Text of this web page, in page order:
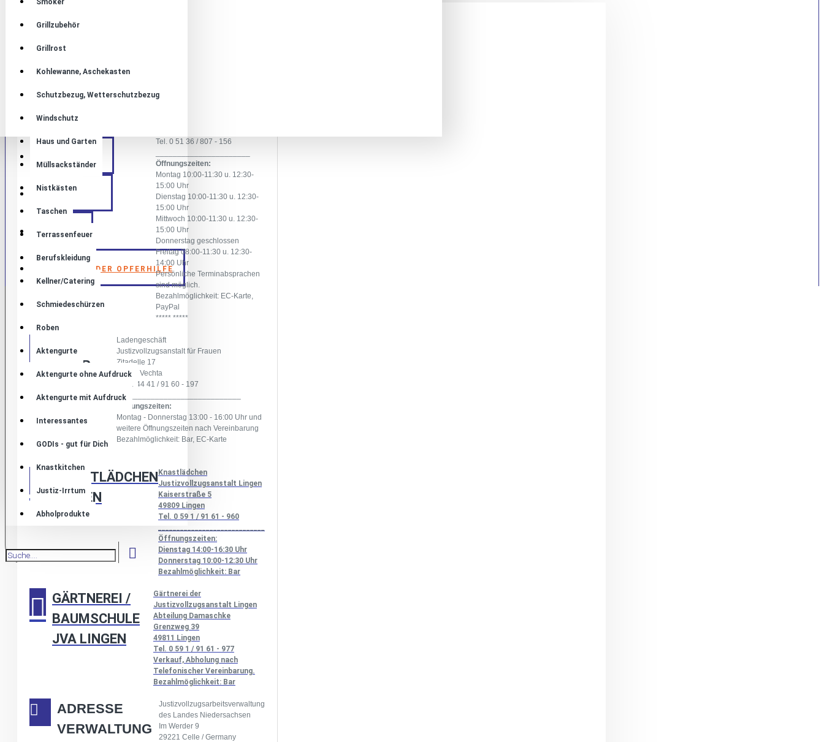
Smoker
Grillzubehör
Grillrost
Kohlewanne, Aschekasten
Schutzbezug, Wetterschutzbezug
Windschutz
Haus und Garten
Müllsackständer
Nistkästen
Taschen
Terrassenfeuer
Berufskleidung
Kellner/Catering
Schmiedeschürzen
Roben
Aktengurte
Aktengurte ohne Aufdruck
Aktengurte mit Aufdruck
Interessantes
GODIs - gut für Dich
Knastkitchen
Justiz-Irrtum
Abholprodukte
BLOG
AKTION DER OPFERHILFE
RUFEN SIE UNS
AN
JVA-SHOP
BURGDORF
Justizvollzugsanstalt
Tel. 0 51 36 / 807 - 156
Öffnungszeiten:
Montag 10:00-11:30 u. 12:30-
15:00 Uhr
Dienstag 10:00-11:30 u. 12:30-
15:00 Uhr
Mittwoch 10:00-11:30 u. 12:30-
15:00 Uhr
Donnerstag geschlossen
Freitag 08:00-11:30 u. 12:30-
14:00 Uhr
Persönliche Terminabsprachen
sind möglich.
Bezahlmöglichkeit: EC-Karte,
PayPal
***** *****
JVA-
SHOP
Ladengeschäft
Justizvollzugsanstalt für Frauen
Zitadelle 17
49377 Vechta
Tel. 0 44 41 / 91 60 - 197
_____________________________
Öffnungszeiten:
Montag - Donnerstag 13:00 - 16:00 Uhr und
weitere Öffnungszeiten nach Vereinbarung
Bezahlmöglichkeit: Bar, EC-Karte
KNASTLÄDCHEN
LINGEN
Knastlädchen
Justizvollzugsanstalt Lingen
Kaiserstraße 5
49809 Lingen
Tel. 0 59 1 / 91 61 - 960
_____________________________
Öffnungszeiten:
Dienstag 14:00-16:30 Uhr
Donnerstag 10:00-12:30 Uhr
Bezahlmöglichkeit: Bar
GÄRTNEREI /
BAUMSCHULE
JVA LINGEN
Gärtnerei der
Justizvollzugsanstalt Lingen
Abteilung Damaschke
Grenzweg 39
49811 Lingen
Tel. 0 59 1 / 91 61 - 977
Verkauf, Abholung nach
Telefonischer Vereinbarung.
Bezahlmöglichkeit: Bar
ADRESSE
VERWALTUNG
Justizvollzugsarbeitsverwaltung
des Landes Niedersachsen
Im Werder 9
29221 Celle / Germany